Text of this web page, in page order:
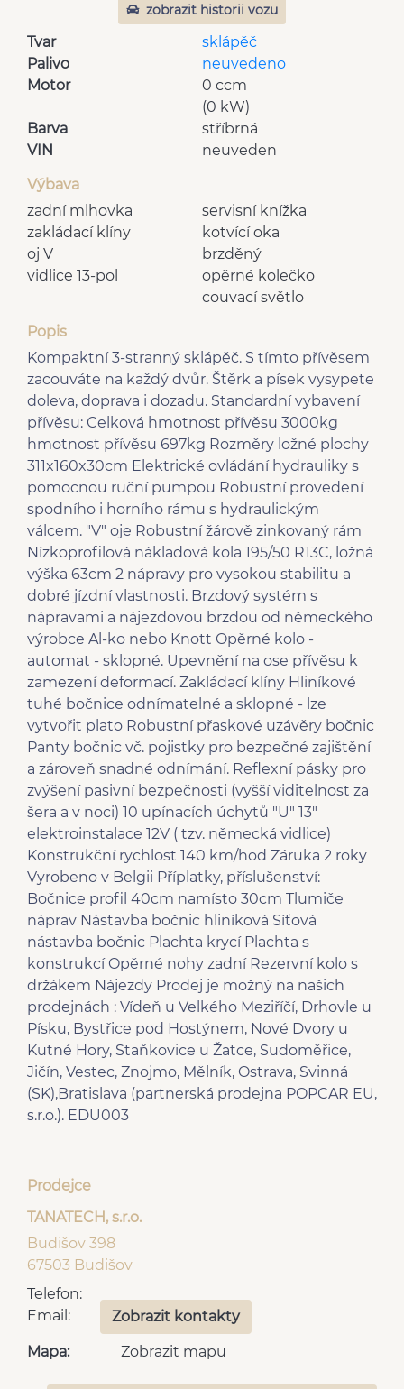
zobrazit historii vozu
Tvar
sklápěč
Palivo
neuvedeno
Motor
0 ccm
(0 kW)
Barva
stříbrná
VIN
neuveden
Výbava
servisní knížka
zadní mlhovka
kotvící oka
zakládací klíny
brzděný
oj V
opěrné kolečko
vidlice 13-pol
couvací světlo
Popis
Kompaktní 3-stranný sklápěč. S tímto přívěsem
zacouváte na každý dvůr. Štěrk a písek vysypete
doleva, doprava i dozadu. Standardní vybavení
přívěsu: Celková hmotnost přívěsu 3000kg
hmotnost přívěsu 697kg Rozměry ložné plochy
311x160x30cm Elektrické ovládání hydrauliky s
pomocnou ruční pumpou Robustní provedení
spodního i horního rámu s hydraulickým
válcem. "V" oje Robustní žárově zinkovaný rám
Nízkoprofilová nákladová kola 195/50 R13C, ložná
výška 63cm 2 nápravy pro vysokou stabilitu a
dobré jízdní vlastnosti. Brzdový systém s
nápravami a nájezdovou brzdou od německého
výrobce Al-ko nebo Knott Opěrné kolo -
automat - sklopné. Upevnění na ose přívěsu k
zamezení deformací. Zakládací klíny Hliníkové
tuhé bočnice odnímatelné a sklopné - lze
vytvořit plato Robustní přaskové uzávěry bočnic
Panty bočnic vč. pojistky pro bezpečné zajištění
a zároveň snadné odnímání. Reflexní pásky pro
zvýšení pasivní bezpečnosti (vyšší viditelnost za
šera a v noci) 10 upínacích úchytů "U" 13"
elektroinstalace 12V ( tzv. německá vidlice)
Konstrukční rychlost 140 km/hod Záruka 2 roky
Vyrobeno v Belgii Příplatky, příslušenství:
Bočnice profil 40cm namísto 30cm Tlumiče
náprav Nástavba bočnic hliníková Síťová
nástavba bočnic Plachta krycí Plachta s
konstrukcí Opěrné nohy zadní Rezervní kolo s
držákem Nájezdy Prodej je možný na našich
prodejnách : Vídeň u Velkého Meziříčí, Drhovle u
Písku, Bystřice pod Hostýnem, Nové Dvory u
Kutné Hory, Staňkovice u Žatce, Sudoměřice,
Jičín, Vestec, Znojmo, Mělník, Ostrava, Svinná
(SK),Bratislava (partnerská prodejna POPCAR EU,
s.r.o.). EDU003
Prodejce
TANATECH, s.r.o.
Budišov 398
67503 Budišov
Telefon:
Email:
Zobrazit kontakty
Mapa: Zobrazit mapu